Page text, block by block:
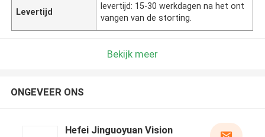
Levertijd
levertijd: 15-30 werkdagen na het ont
vangen van de storting.
Bekijk meer
ONGEVEER ONS
Hefei Jinguoyuan Vision